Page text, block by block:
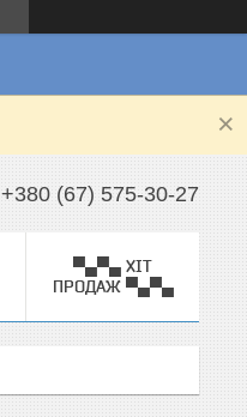
+380 (67) 575-30-27
▀▄▀▄ ХІТ
ПРОДАЖ ▀▄▀▄